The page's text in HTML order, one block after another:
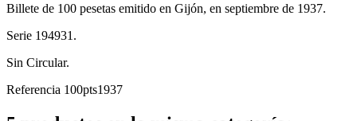
Billete de 100 pesetas emitido en Gijón, en septiembre de 1937.
Serie 194931.
Sin Circular.
Referencia 100pts1937